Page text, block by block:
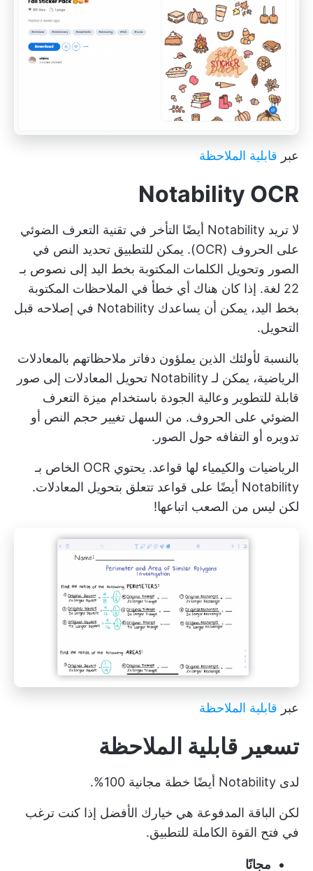
عبر قابلية الملاحظة
Notability OCR
لا تريد Notability أيضًا التأخر في تقنية التعرف الضوئي
على الحروف (OCR). يمكن للتطبيق تحديد النص في
الصور وتحويل الكلمات المكتوبة بخط اليد إلى نصوص بـ
22 لغة. إذا كان هناك أي خطأ في الملاحظات المكتوبة
بخط اليد، يمكن أن يساعدك Notability في إصلاحه قبل
التحويل.
بالنسبة لأولئك الذين يملؤون دفاتر ملاحظاتهم بالمعادلات
الرياضية، يمكن لـ Notability تحويل المعادلات إلى صور
قابلة للتطوير وعالية الجودة باستخدام ميزة التعرف
الضوئي على الحروف. من السهل تغيير حجم النص أو
تدويره أو التفافه حول الصور.
الرياضيات والكيمياء لها قواعد. يحتوي OCR الخاص بـ
Notability أيضًا على قواعد تتعلق بتحويل المعادلات.
لكن ليس من الصعب اتباعها!
عبر قابلية الملاحظة
تسعير قابلية الملاحظة
لدى Notability أيضًا خطة مجانية 100%.
لكن الباقة المدفوعة هي خيارك الأفضل إذا كنت ترغب
في فتح القوة الكاملة للتطبيق.
مجانًا